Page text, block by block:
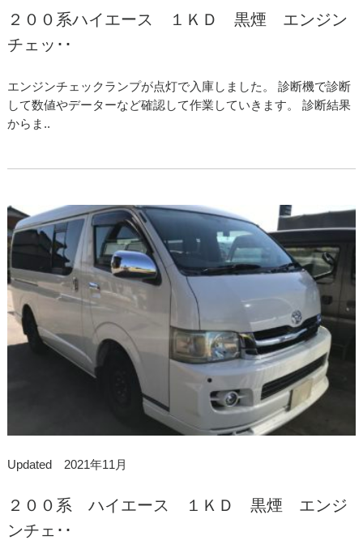
２００系ハイエース １ＫＤ 黒煙 エンジン
チェッ･･
エンジンチェックランプが点灯で入庫しました。 診断機で診断
して数値やデーターなど確認して作業していきます。 診断結果
からま..
Updated 2021年11月
２００系 ハイエース １ＫＤ 黒煙 エンジ
ンチェ･･